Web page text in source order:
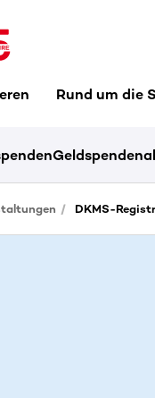
Rund um die
DKMS-